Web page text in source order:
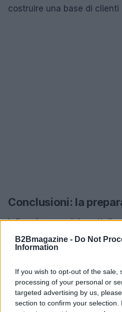
B2Bmagazine - Do Not
Information
If you wish to opt-out of the sale,
processing of your personal or
targeted advertising by us,
section to confirm your
costruire una base di clienti
Conclusioni: la
Infine, è essenziale
finanziamenti è solo il
finanziaria oculata e una
adattarsi e rispondere
può determinare il
Quindi, mentre esplori le